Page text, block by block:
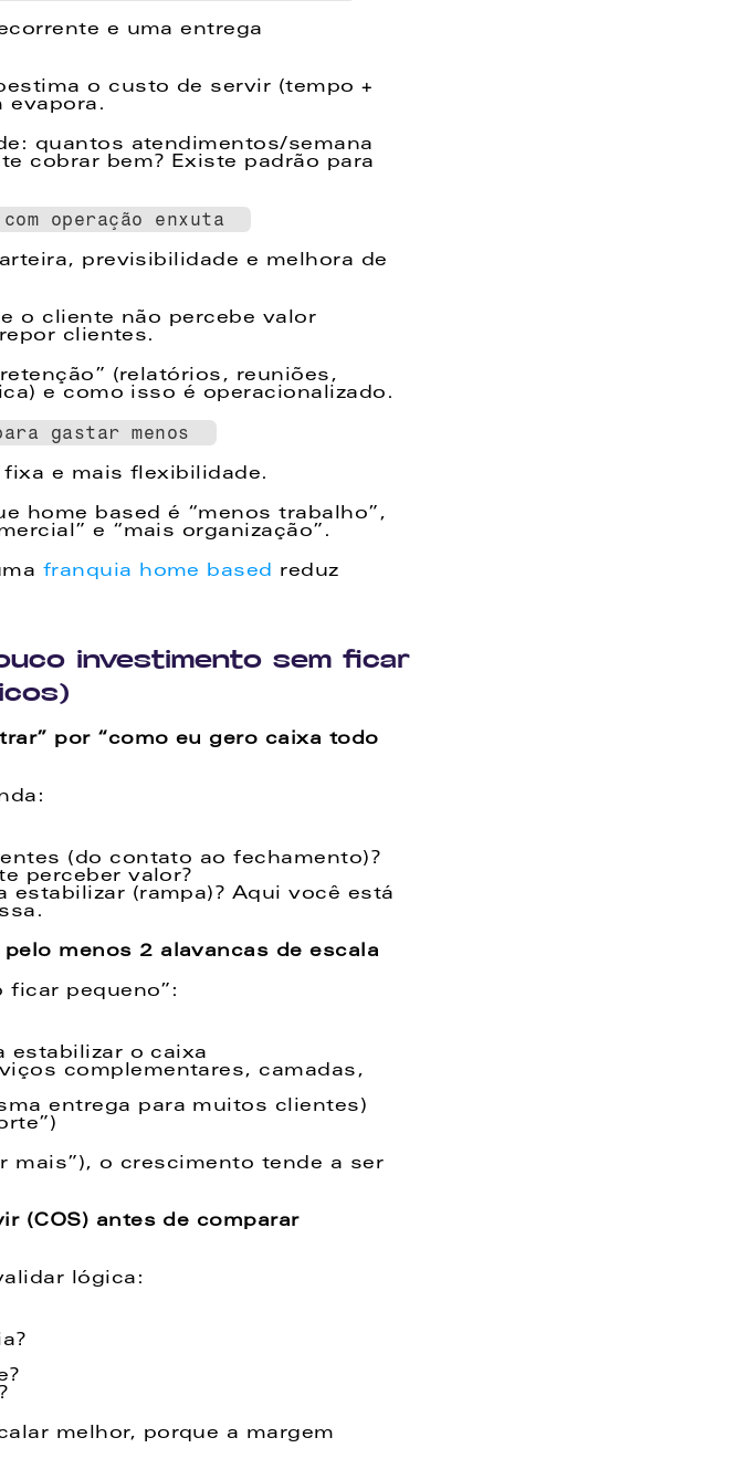
e uma entrega
o custo de servir (tempo +
evapora.
quantos atendimentos/semana
cobrar bem? Existe padrão para
operação enxuta
previsibilidade e melhora de
o cliente não percebe valor
clientes.
(relatórios, reuniões,
e como isso é operacionalizado.
gastar menos
fixa e mais flexibilidade.
home based é “menos trabalho”,
e “mais organização”.
franquia home based reduz
investimento sem ficar
por “como eu gero caixa todo
(do contato ao fechamento)?
perceber valor?
estabilizar (rampa)? Aqui você está
menos 2 alavancas de escala
ficar pequeno”:
estabilizar o caixa
complementares, camadas,
entrega para muitos clientes)
mais”), o crescimento tende a ser
(COS) antes de comparar
lógica:
melhor, porque a margem